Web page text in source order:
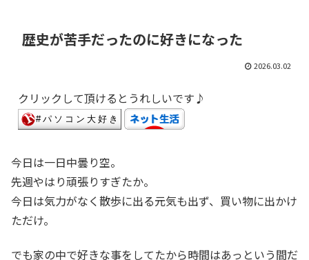
歴史が苦手だったのに好きになった
2026.03.02
クリックして頂けるとうれしいです♪
今日は一日中曇り空。
先週やはり頑張りすぎたか。
今日は気力がなく散歩に出る元気も出ず、買い物に出かけ
ただけ。
でも家の中で好きな事をしてたから時間はあっという間だ